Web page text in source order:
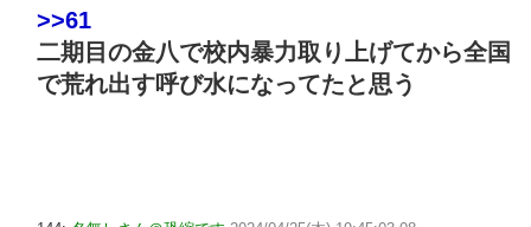
>>61
二期目の金八で校内暴力取り上げてから全国
で荒れ出す呼び水になってたと思う